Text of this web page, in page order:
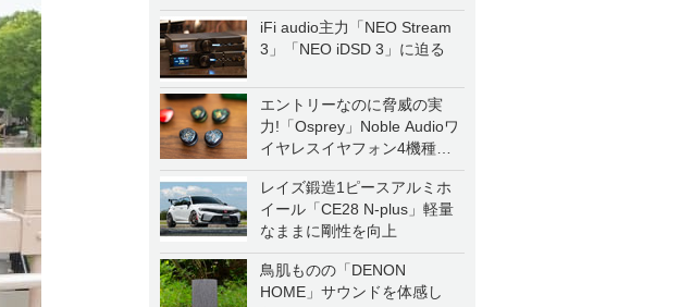
iFi audio主力「NEO Stream
3」「NEO iDSD 3」に迫る
エントリーなのに脅威の実
力!「Osprey」Noble Audioワ
イヤレスイヤフォン4機種を
一気に聴く
レイズ鍛造1ピースアルミホ
イール「CE28 N-plus」軽量
なままに剛性を向上
鳥肌ものの「DENON
HOME」サウンドを体感し